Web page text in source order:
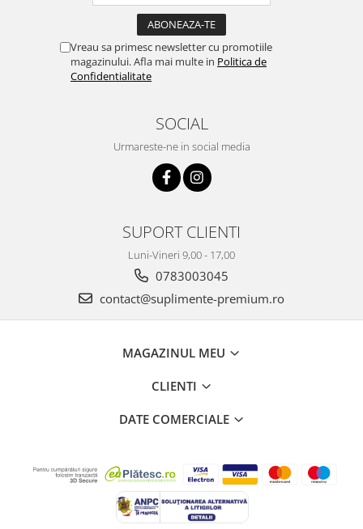
Vreau sa primesc newsletter cu promotiile
magazinului. Afla mai multe in Politica de
Confidentialitate
SOCIAL
Urmareste-ne in social media
SUPORT CLIENTI
Luni-Vineri 9,00 - 17,00
0783003045
contact@suplimente-premium.ro
MAGAZINUL MEU
CLIENTI
DATE COMERCIALE